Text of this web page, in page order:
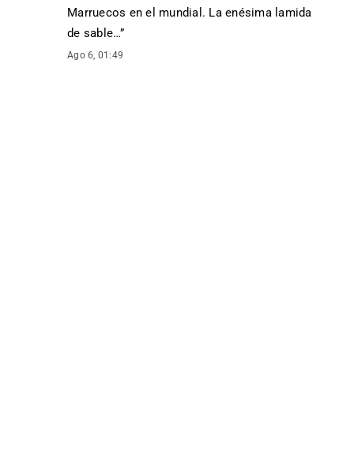
Marruecos en el mundial. La enésima lamida
de sable…”
Ago 6, 01:49